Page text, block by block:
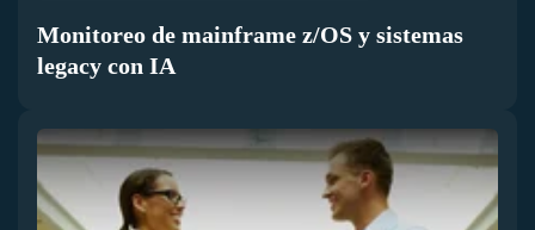
Monitoreo de mainframe z/OS y sistemas
legacy con IA